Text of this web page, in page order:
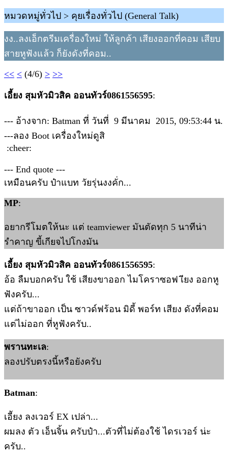
หมวดหมู่ทั่วไป > คุยเรื่องทั่วไป (General Talk)
งง..ลงเอ็กตรีมเครื่องใหม่ ให้ลูกค้า เสียงออกที่คอม เสียบ
สายหูฟังแล้ว ก็ยังดังที่คอม..
<< < (4/6) > >>
เอี้ยง สุมหัวมิวสิค ออนทัวร์0861556595:
--- อ้างจาก: Batman ที่ วันที่ 9 มีนาคม 2015, 09:53:44 น.
---ลอง Boot เครื่องใหม่ดูสิ
:cheer:
--- End quote ---
เหมือนครับ ป๋าแบท วัยรุ่นงงคั่ก...
MP:
อยากรีโมตให้นะ แต่ teamviewer มันตัดทุก 5 นาทีน่า
รำคาญ ขี้เกียจไปโกงมัน
เอี้ยง สุมหัวมิวสิค ออนทัวร์0861556595:
อ้อ ลืมบอกครับ ใช้ เสียงขาออก ไมโคราซอฟ เียง ออกหู
ฟังครับ...
แต่ถ้าขาออก เป็น ซาวด์ฟร้อน มิดี้ พอร์ท เสียง ดังที่คอม
แต่ไม่ออก ที่หูฟังครับ..
พรานทะเล:
ลองปรับตรงนี้หรือยังครับ
Batman:
เอีัยง ลงเวอร์ EX เปล่า...
ผมลง ตัว เอ็นจิ้น ครับป๋า...ตัวที่ไม่ต้องใช้ ไดรเวอร์ น่ะ
ครับ..